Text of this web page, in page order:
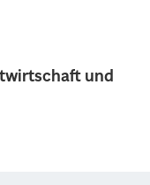
und